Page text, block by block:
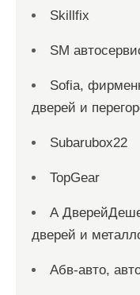
Skillfix
SM
Sofia,
дверей и
Subarubox22
TopGear
А
дверей и
Абв-авто,